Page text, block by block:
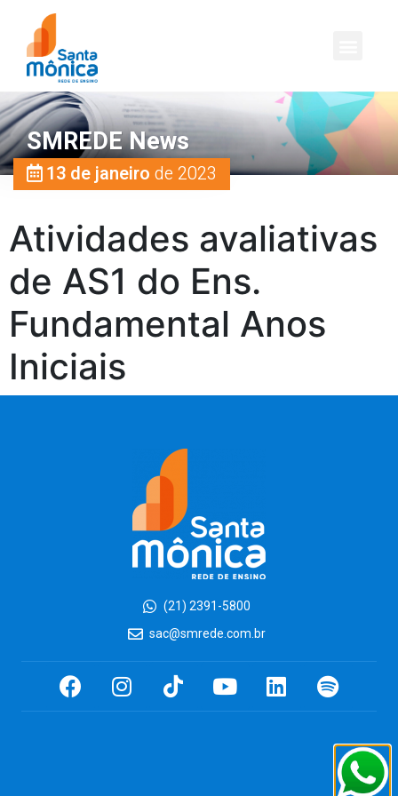
SMREDE News
13 de janeiro de 2023
Atividades avaliativas
de AS1 do Ens.
Fundamental Anos
Iniciais
(21) 2391-5800
sac@smrede.com.br